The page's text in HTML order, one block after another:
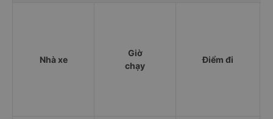
Nhà xe
Giờ
chạy
Điểm đi